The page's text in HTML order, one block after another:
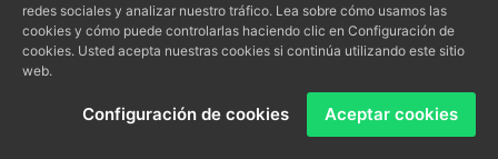
redes sociales y analizar nuestro tráfico. Lea sobre cómo usamos las
cookies y cómo puede controlarlas haciendo clic en Configuración de
cookies. Usted acepta nuestras cookies si continúa utilizando este sitio
web.
Configuración de cookies Aceptar cookies